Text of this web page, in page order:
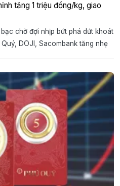
tăng 1 triệu đồng/kg, giao
chờ đợi nhịp bứt phá dứt khoát
DOJI, Sacombank tăng nhẹ